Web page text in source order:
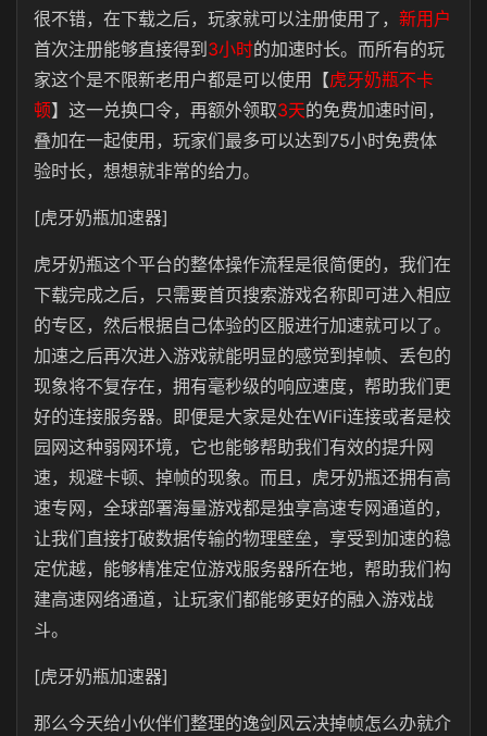
很不错，在下载之后，玩家就可以注册使用了， 新用户
首次注册能够直接得到 3小时的加速时长。而所有的玩
家这个是不限新老用户都是可以使用【虎牙奶瓶不卡
顿】这一兑换口令，再额外领取3天的免费加速时间，
叠加在一起使用，玩家们最多可以达到75小时免费体
验时长，想想就非常的给力。
[虎牙奶瓶加速器]
虎牙奶瓶这个平台的整体操作流程是很简便的，我们在
下载完成之后，只需要首页搜索游戏名称即可进入相应
的专区，然后根据自己体验的区服进行加速就可以了。
加速之后再次进入游戏就能明显的感觉到掉帧、丢包的
现象将不复存在，拥有毫秒级的响应速度，帮助我们更
好的连接服务器。即便是大家是处在WiFi连接或者是校
园网这种弱网环境，它也能够帮助我们有效的提升网
速，规避卡顿、掉帧的现象。而且，虎牙奶瓶还拥有高
速专网，全球部署海量游戏都是独享高速专网通道的，
让我们直接打破数据传输的物理壁垒，享受到加速的稳
定优越，能够精准定位游戏服务器所在地，帮助我们构
建高速网络通道，让玩家们都能够更好的融入游戏战
斗。
[虎牙奶瓶加速器]
那么今天给小伙伴们整理的逸剑风云决掉帧怎么办就介